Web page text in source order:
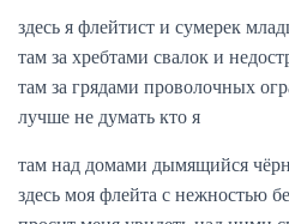
здесь я флейтист и сумерек
там за хребтами свалок и
там за грядами проволочных
лучше не думать кто я
там над домами дымящийся
здесь моя флейта с нежностью